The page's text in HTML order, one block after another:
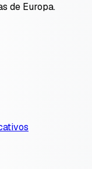
de Europa.